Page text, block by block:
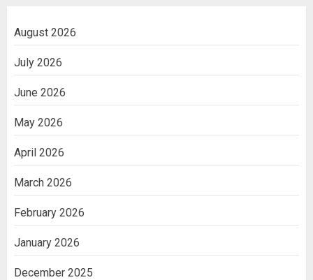
August 2026
July 2026
June 2026
May 2026
April 2026
March 2026
February 2026
January 2026
December 2025